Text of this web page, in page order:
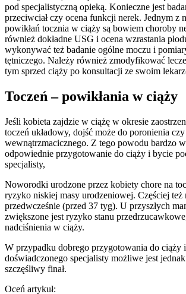
pod specjalistyczną opieką. Konieczne jest
przeciwciał czy ocena funkcji nerek. Jednym z
powikłań tocznia w ciąży są bowiem choroby
również dokładne USG i ocena wzrastania
wykonywać też badanie ogólne moczu i
tętniczego. Należy również zmodyfikować
tym sprzed ciąży po konsultacji ze swoim
Toczeń – powikłania w ciąży
Jeśli kobieta zajdzie w ciążę w okresie
toczeń układowy, dojść może do poronienia
wewnątrzmacicznego. Z tego powodu bardzo
odpowiednie przygotowanie do ciąży i bycie
specjalisty,
Noworodki urodzone przez kobiety chore na
ryzyko niskiej masy urodzeniowej. Częściej też
przedwcześnie (przed 37 tyg). U przyszłych
zwiększone jest ryzyko stanu
nadciśnienia w ciąży.
W przypadku dobrego przygotowania do ciąży
doświadczonego specjalisty możliwe jest
szczęśliwy finał.
Oceń artykuł: